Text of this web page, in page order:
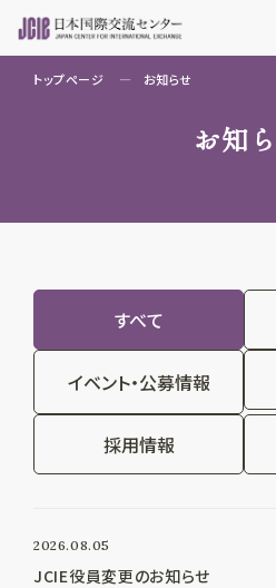
トップページ お知らせ
お知
すべて
イベント・公募情報
採用情報
2026.08.05
JCIE役員変更のお知らせ